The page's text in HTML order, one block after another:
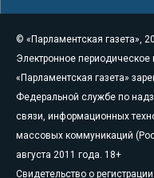
© «Парламентская газета»,
Электронное периодическое
«Парламентская газета»
Федеральной службе по
связи, информационных
массовых коммуникаций
августа 2011 года. 18+
Свидетельство о